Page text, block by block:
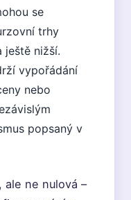
se
trhy
ještě nižší.
vypořádání
nebo
popsaný v
ale ne nulová –